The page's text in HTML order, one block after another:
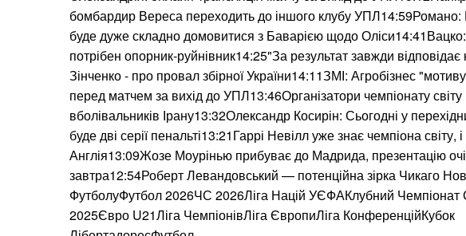
бомбардир Вереса переходить до іншого клубу УПЛ14:59Романо:
буде дуже складно домовитися з Баварією щодо
потрібен опорник-руйнівник14:25"За результат завжди
Зінченко - про провал збірної України14:11ЗМІ: Агробізнес
перед матчем за вихід до УПЛ13:46Організатори чемпіонату світу
вболівальників Ірану13:32Олександр Косирін: Сьогодні у
буде дві серії пенальті13:21Гаррі Невілл уже знає чемпіона світу,
Англія13:09Жозе Моурінью прибуває до Мадрида, презентацію
завтра12:54Роберт Левандовський — потенційна зірка Чикаго
ФутболуФутбол 2026ЧС 2026Ліга Націй УЄФАКлубний Чемпіонат
2025Євро U21Ліга ЧемпіонівЛіга ЄвропиЛіга КонференційКубок